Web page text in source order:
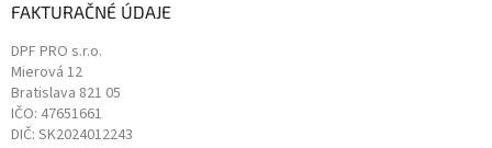
FAKTURAČNÉ ÚDAJE
DPF PRO s.r.o.
Mierová 12
Bratislava 821 05
IČO: 47651661
DIČ: SK2024012243